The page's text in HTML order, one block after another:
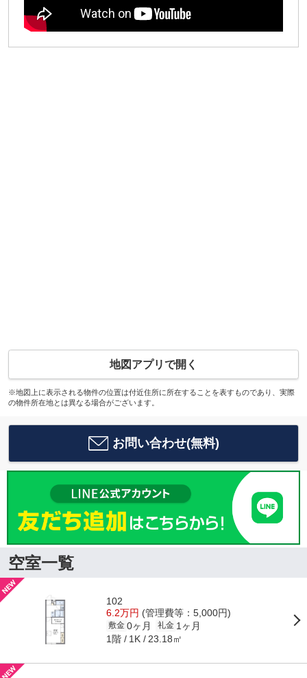
地図アプリで開く
※地図上に表示される物件の位置は付近住所に所在することを表すものであり、実際
の物件所在地とは異なる場合がございます。
お問い合わせ(無料)
空室一覧
102
6.2万円 (管理費等：5,000円)
敷金 0ヶ月 礼金 1ヶ月
1階 1K 23.18㎡